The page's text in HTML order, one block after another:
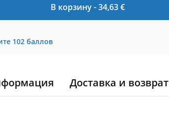
В корзину -34,63 €
102 баллов
Доставка и возврат